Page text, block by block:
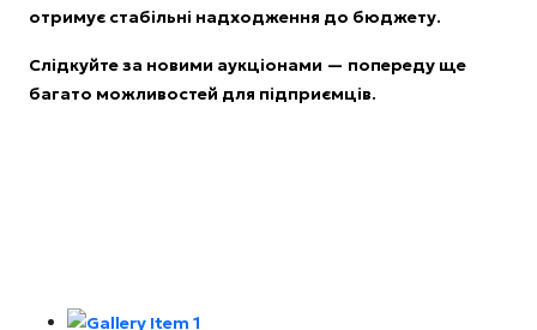
отримує стабільні надходження до бюджету.
Слідкуйте за новими аукціонами — попереду ще
багато можливостей для підприємців.